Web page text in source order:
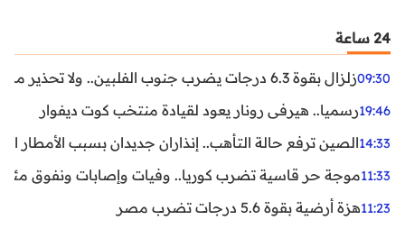
24 ساعة
09:30زلزال بقوة 6.3 درجات يضرب جنوب الفلبين.. ولا تحذير من تسونامي حتى الآن
19:46رسميا.. هيرفي رونار يعود لقيادة منتخب كوت ديفوار
14:33الصين ترفع حالة التأهب.. إنذاران جديدان بسبب الأمطار
11:33موجة حر قاسية تضرب كوريا.. وفيات وإصابات ونفوق مئات
11:23هزة أرضية بقوة 5.6 درجات تضرب مصر